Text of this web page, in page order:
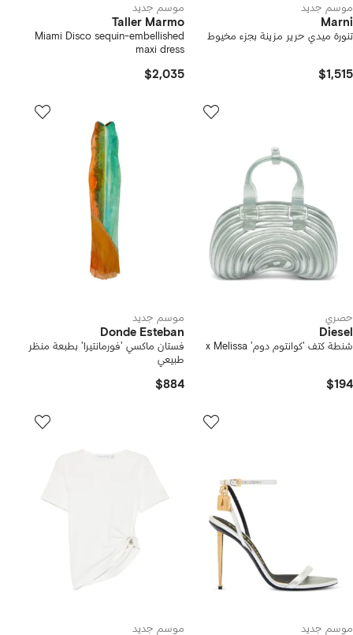
موسم جديد
Marni
تنورة ميدي حرير مزينة بجزء مخيوط
$1,515
موسم جديد
Taller Marmo
Miami Disco sequin-embellished
maxi dress
$2,035
حصري
Diesel
شنطة كتف 'كوانتوم دوم' x Melissa
$194
موسم جديد
Donde Esteban
فستان ماكسي 'فورمانتيرا' بطبعة منظر
طبيعي
$884
موسم جديد موسم جديد